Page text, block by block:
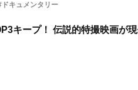
ドキュメンタリー
キープ！ 伝説的特撮映画が